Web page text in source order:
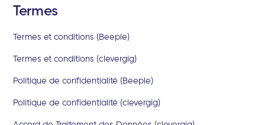
Termes
Termes et conditions (Beeple)
Termes et conditions (clevergig)
Politique de confidentialité (Beeple)
Politique de confidentialité (clevergig)